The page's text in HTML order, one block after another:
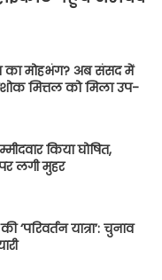
का मोहभंग? अब संसद में
मित्तल को मिला उप-
किया घोषित,
लगी मुहर
यात्रा’: चुनाव